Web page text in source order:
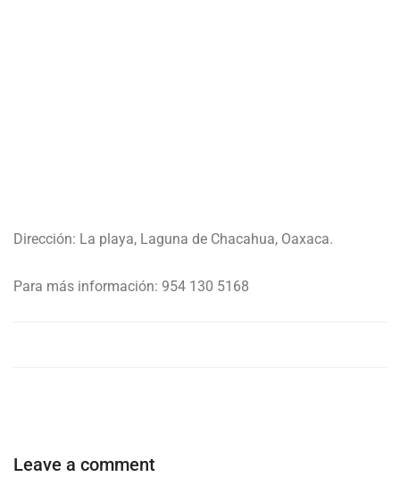
Dirección: La playa, Laguna de Chacahua, Oaxaca.
Para más información: 954 130 5168
Leave a comment